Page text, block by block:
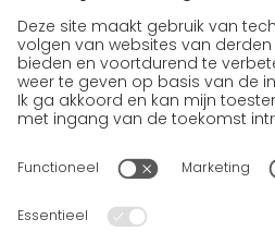
Wij als werkgever
werkgebieden
Banen en carrières
Open sollicitaties bij GO!
Algemene voorwaarden
Privacybeleid